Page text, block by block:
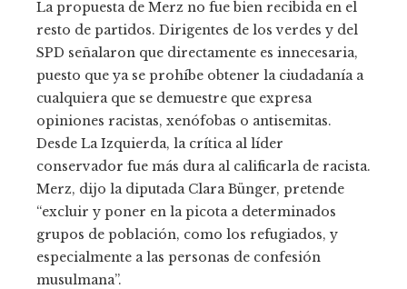
La propuesta de Merz no fue bien recibida en el
resto de partidos. Dirigentes de los verdes y del
SPD señalaron que directamente es innecesaria,
puesto que ya se prohíbe obtener la ciudadanía a
cualquiera que se demuestre que expresa
opiniones racistas, xenófobas o antisemitas.
Desde La Izquierda, la crítica al líder
conservador fue más dura al calificarla de racista.
Merz, dijo la diputada Clara Bünger, pretende
“excluir y poner en la picota a determinados
grupos de población, como los refugiados, y
especialmente a las personas de confesión
musulmana”.